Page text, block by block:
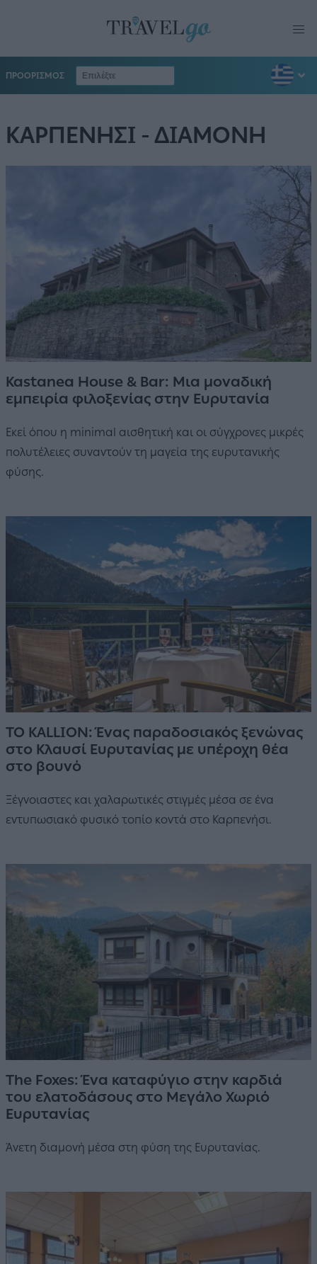
ΠΡΟΟΡΙΣΜΟΣ
ΚΑΡΠΕΝΗΣΙ - ΔΙΑΜΟΝΗ
Kastanea House & Bar: Μια μοναδική
εμπειρία φιλοξενίας στην Ευρυτανία
Εκεί όπου η minimal αισθητική και οι σύγχρονες μικρές
πολυτέλειες συναντούν τη μαγεία της ευρυτανικής
φύσης.
TO KALLION: Ένας παραδοσιακός ξενώνας
στο Κλαυσί Ευρυτανίας με υπέροχη θέα
στο βουνό
Ξέγνοιαστες και χαλαρωτικές στιγμές μέσα σε ένα
εντυπωσιακό φυσικό τοπίο κοντά στο Καρπενήσι.
The Foxes: Ένα καταφύγιο στην καρδιά
του ελατοδάσους στο Μεγάλο Χωριό
Ευρυτανίας
Άνετη διαμονή μέσα στη φύση της Ευρυτανίας.